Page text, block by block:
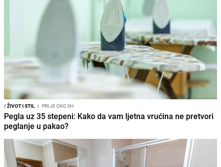
/ŽIVOT I STIL I PRIJE OKO 3H
Pegla uz 35 stepeni: Kako da vam ljetna vrućina ne pretvori
peglanje u pakao?